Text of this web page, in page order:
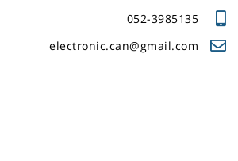
052-3985135
electronic.can@gmail.com